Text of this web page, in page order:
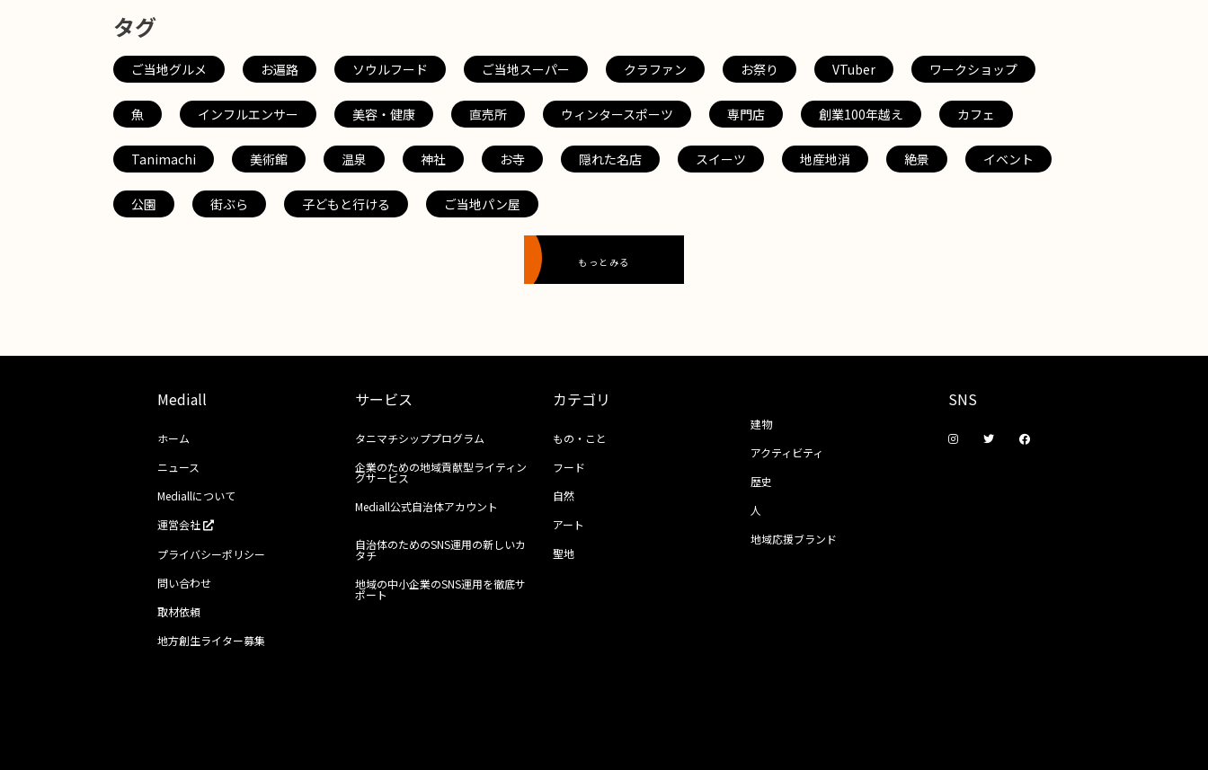
タグ
ご当地グルメ お遍路 ソウルフード ご当地スーパー クラファン お祭り VTuber ワークショップ
魚 インフルエンサー 美容・健康 直売所 ウィンタースポーツ 専門店 創業100年越え カフェ
Tanimachi 美術館 温泉 神社 お寺 隠れた名店 スイーツ 地産地消 絶景 イベント
公園 街ぶら 子どもと行ける ご当地パン屋
もっとみる
Mediall
ホーム
ニュース
Mediallについて
運営会社
プライバシーポリシー
問い合わせ
取材依頼
地方創生ライター募集
サービス
タニマチシッププログラム
企業のための地域貢献型ライティン
グサービス
Mediall公式自治体アカウント
自治体のためのSNS運用の新しいカ
タチ
地域の中小企業のSNS運用を徹底サ
ポート
カテゴリ
もの・こと
フード
自然
アート
聖地
建物
アクティビティ
歴史
人
地域応援ブランド
SNS